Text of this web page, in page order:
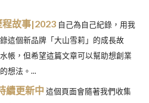
程故事|2023 自己為自己紀錄，用我
這個新品牌「大山雪莉」的成長故
帳，但希望這篇文章可以幫助想創業
想法。...
續更新中 這個頁面會隨著我們收集